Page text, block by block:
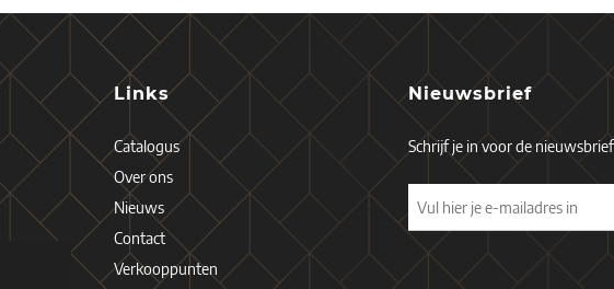
Links
Catalogus
Over ons
Nieuws
Contact
Verkooppunten
Nieuwsbrief
Schrijf je in voor de nieuwsbrief